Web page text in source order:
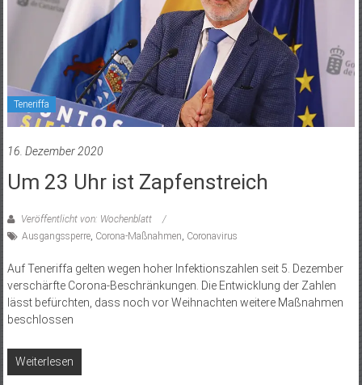
Teneriffa
16. Dezember 2020
Um 23 Uhr ist Zapfenstreich
Veröffentlicht von: Wochenblatt
Ausgangssperre, Corona-Maßnahmen Coronavirus
Auf Teneriffa gelten wegen hoher Infektionszahlen seit 5. Dezember
verschärfte Corona-Beschränkungen. Die Entwicklung der Zahlen
lässt befürchten, dass noch vor Weihnachten weitere Maßnahmen
beschlossen
Weiterlesen